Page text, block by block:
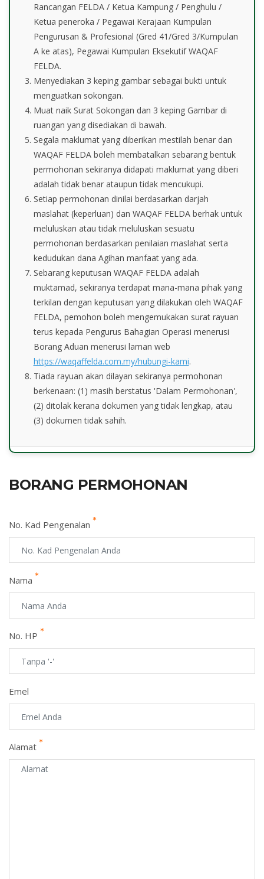
Rancangan FELDA / Ketua Kampung / Penghulu /
Ketua peneroka / Pegawai Kerajaan Kumpulan
Pengurusan & Profesional (Gred 41/Gred 3/Kumpulan
A ke atas), Pegawai Kumpulan Eksekutif WAQAF
FELDA.
Menyediakan 3 keping gambar sebagai bukti untuk
menguatkan sokongan.
Muat naik Surat Sokongan dan 3 keping Gambar di
ruangan yang disediakan di bawah.
Segala maklumat yang diberikan mestilah benar dan
WAQAF FELDA boleh membatalkan sebarang bentuk
permohonan sekiranya didapati maklumat yang diberi
adalah tidak benar ataupun tidak mencukupi.
Setiap permohonan dinilai berdasarkan darjah
maslahat (keperluan) dan WAQAF FELDA berhak untuk
meluluskan atau tidak meluluskan sesuatu
permohonan berdasarkan penilaian maslahat serta
kedudukan dana Agihan manfaat yang ada.
Sebarang keputusan WAQAF FELDA adalah
muktamad, sekiranya terdapat mana-mana pihak yang
terkilan dengan keputusan yang dilakukan oleh WAQAF
FELDA, pemohon boleh mengemukakan surat rayuan
terus kepada Pengurus Bahagian Operasi menerusi
Borang Aduan menerusi laman web
https://waqaffelda.com.my/hubungi-kami.
Tiada rayuan akan dilayan sekiranya permohonan
berkenaan: (1) masih berstatus 'Dalam Permohonan',
(2) ditolak kerana dokumen yang tidak lengkap, atau
(3) dokumen tidak sahih.
BORANG PERMOHONAN
No. Kad Pengenalan
Nama
No. HP
Emel
Alamat